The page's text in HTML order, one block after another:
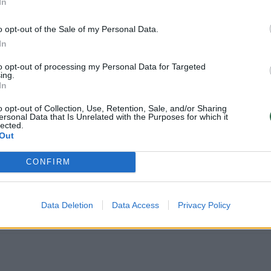
opt-out of the Sale of my Personal Data.
opt-out of processing my Personal Data for Targeted
opt-out of Collection, Use, Retention, Sale, and/or Sharing
Data that Is Unrelated with the Purposes for which it
CONFIRM
Data Deletion Data Access Privacy Policy
prezidento lėktuvui kirsti jos oro erdvės ir
klimato konferenciją Azerbaidžane.
Benjaminas Netanyahu atšaukė vizitą į
nedavė leidimo skrydžiui.
kritikių dėl vykstančio karo Gazos Ruože,
šioje mažoje palestiniečių teritorijoje.